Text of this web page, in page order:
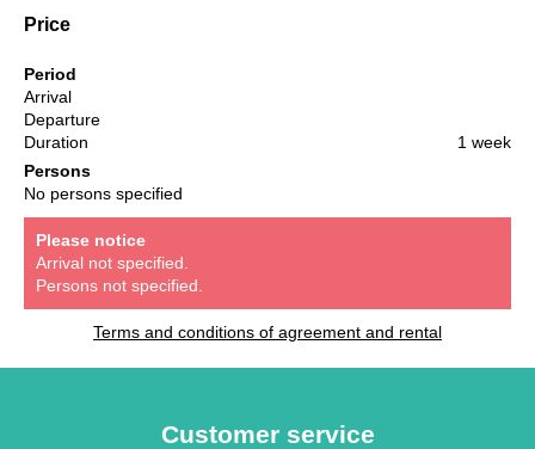
Price
Period
Arrival
Departure
Duration
1 week
Persons
No persons specified
Please notice
Arrival not specified.
Persons not specified.
Terms and conditions of agreement and rental
Customer service